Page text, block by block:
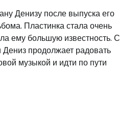
Денизу после выпуска его
Пластинка стала очень
ему большую известность. С
продолжает радовать
музыкой и идти по пути